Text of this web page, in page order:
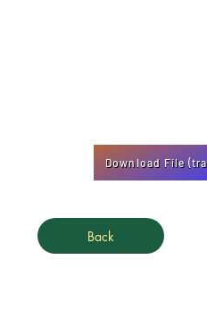
Download File
Back